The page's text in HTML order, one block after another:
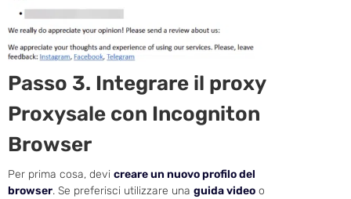
Passo 3. Integrare il proxy
Proxysale con Incogniton
Browser
Per prima cosa, devi creare un nuovo profilo del
browser. Se preferisci utilizzare una guida video o